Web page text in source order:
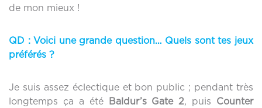
de mon mieux !
QD : Voici une grande question… Quels sont tes jeux
préférés ?
Je suis assez éclectique et bon public ; pendant très
longtemps ça a étéBaldur’s Gate 2, puis Counter